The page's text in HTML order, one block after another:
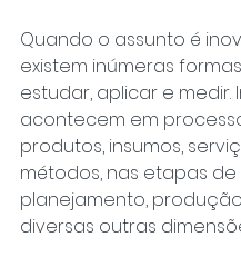
Quando o assunto é
existem inúmeras
estudar, aplicar e medir.
acontecem em
produtos, insumos,
métodos, nas etapas de
planejamento,
diversas outras